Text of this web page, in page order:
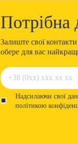
Потрібна
Залиште свої
обере для вас
Надсилаючи свої
політикою